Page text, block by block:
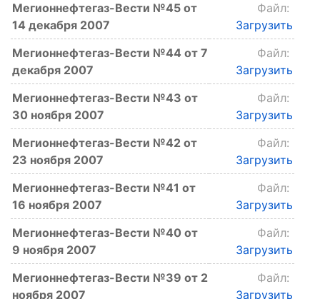
Мегионнефтегаз-Вести №45 от
14 декабря 2007
Файл:
Загрузить
Мегионнефтегаз-Вести №44 от 7
декабря 2007
Файл:
Загрузить
Мегионнефтегаз-Вести №43 от
30 ноября 2007
Файл:
Загрузить
Мегионнефтегаз-Вести №42 от
23 ноября 2007
Файл:
Загрузить
Мегионнефтегаз-Вести №41 от
16 ноября 2007
Файл:
Загрузить
Мегионнефтегаз-Вести №40 от
9 ноября 2007
Файл:
Загрузить
Мегионнефтегаз-Вести №39 от 2
ноября 2007
Файл:
Загрузить